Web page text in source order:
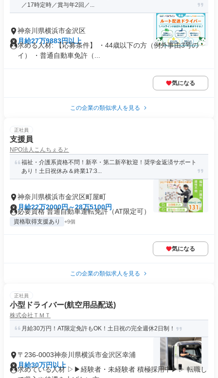
／17時定時／賞与年2回／...
神奈川県横浜市金沢区
月給27万9883円以上
求める人材: 【応募条件】 ・44歳以下の方（例外事由3号の
イ） ・普通自動車免許（...
気になる
この企業の類似求人を見る
正社員
支援員
NPO法人こんちぇると
福祉・介護系資格不問！新卒・第二新卒歓迎！奨学金返済サポート
あり！土日祝休み＆終業17:3...
神奈川県横浜市金沢区町屋町
月給22万2000円～28万5100円
必要資格 普通自動車運転免許（AT限定可）
資格取得支援あり +9個
気になる
この企業の類似求人を見る
正社員
小型ドライバー(航空用品配送)
株式会社ＴＭＴ
月給30万円！AT限定免許もOK！土日祝の完全週休2日制！
〒236-0003神奈川県横浜市金沢区幸浦
月給30万円以上
求めている人材 ▷▶経験者・未経験者 積極採用中▶▷ 転職し